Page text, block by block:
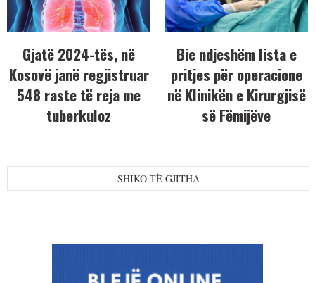
Gjatë 2024-tës, në
Kosovë janë regjistruar
548 raste të reja me
tuberkuloz
Bie ndjeshëm lista e
pritjes për operacione
në Klinikën e Kirurgjisë
së Fëmijëve
SHIKO TË GJITHA